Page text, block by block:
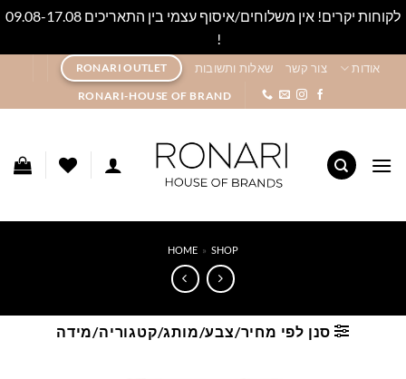
לקוחות יקרים! אין משלוחים/איסוף עצמי בין התאריכים 09.08-17.08
!
content
אודות צור קשר שאלות ותשובות RONARI OUTLET
RONARI-HOUSE OF BRAND
HOME » SHOP
סנן לפי מחיר/צבע/מותג/קטגוריה/מידה